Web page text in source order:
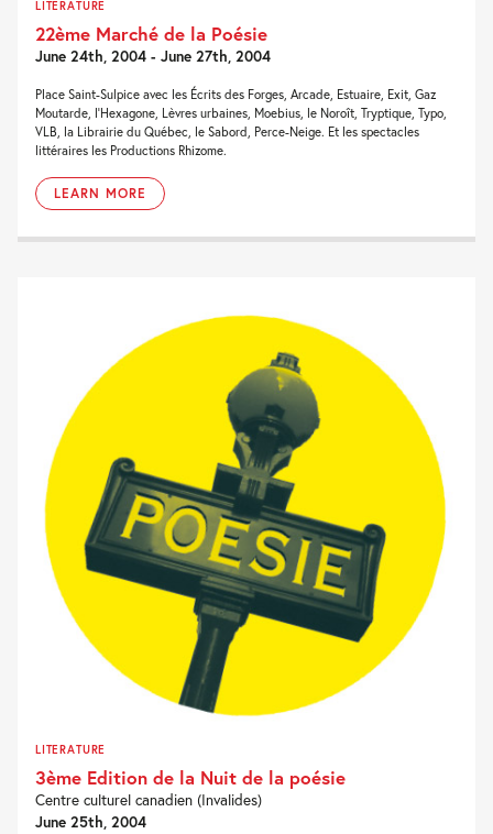
LITERATURE
22ème Marché de la Poésie
June 24th, 2004 - June 27th, 2004
Place Saint-Sulpice avec les Écrits des Forges, Arcade, Estuaire, Exit, Gaz
Moutarde, l'Hexagone, Lèvres urbaines, Moebius, le Noroît, Tryptique, Typo,
VLB, la Librairie du Québec, le Sabord, Perce-Neige. Et les spectacles
littéraires les Productions Rhizome.
LEARN MORE
LITERATURE
3ème Edition de la Nuit de la poésie
Centre culturel canadien (Invalides)
June 25th, 2004